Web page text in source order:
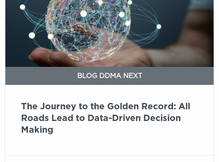
Golden
Record:
Decision
Making
BLOG DDMA NEXT
The Journey to the Golden Record: All
Roads Lead to Data-Driven Decision
Making